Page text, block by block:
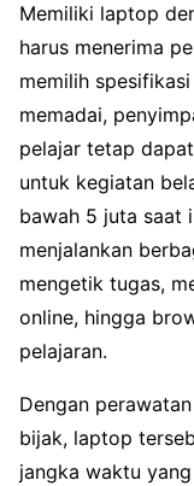
Memiliki laptop
harus menerima
memilih
memadai,
pelajar tetap
untuk kegiatan
bawah 5 juta saat
menjalankan
mengetik tugas,
online, hingga
pelajaran.
Dengan
bijak, laptop
jangka waktu